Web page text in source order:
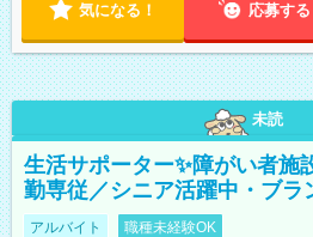
気になる！ 応募する
未読
生活サポーター✨障がい者施
勤専従／シニア活躍中・ブラ
アルバイト 職種未経験OK